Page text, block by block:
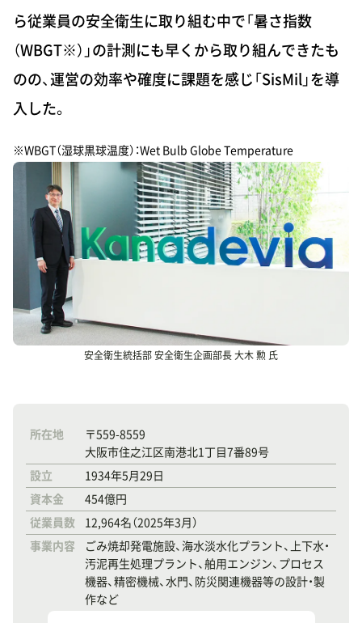
ら従業員の安全衛生に取り組む中で「暑さ指数
（WBGT※）」の計測にも早くから取り組んできたも
のの、運営の効率や確度に課題を感じ「SisMil」を導
入した。
※WBGT（湿球黒球温度）：Wet Bulb Globe Temperature
安全衛生統括部 安全衛生企画部長 大木 勲 氏
所在地
〒559-8559
大阪市住之江区南港北1丁目7番89号
設立 1934年5月29日
資本金 454億円
従業員数 12,964名（2025年3月）
事業内容
ごみ焼却発電施設、海水淡水化プラント、上下水・
汚泥再生処理プラント、舶用エンジン、プロセス
機器、精密機械、水門、防災関連機器等の設計・製
作など